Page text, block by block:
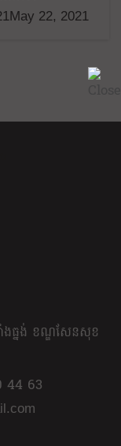
May 22, 2021
ងធ្នង់ ខណ្ឌសែនសុខ
44 63